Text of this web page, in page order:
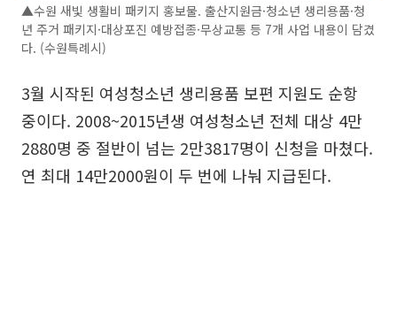
▲수원 새빛 생활비 패키지 홍보물. 출산지원금·청소년 생리용품·청
년 주거 패키지·대상포진 예방접종·무상교통 등 7개 사업 내용이 담겼
다. (수원특례시)
3월 시작된 여성청소년 생리용품 보편 지원도 순항
중이다. 2008~2015년생 여성청소년 전체 대상 4만
2880명 중 절반이 넘는 2만3817명이 신청을 마쳤다.
연 최대 14만2000원이 두 번에 나눠 지급된다.